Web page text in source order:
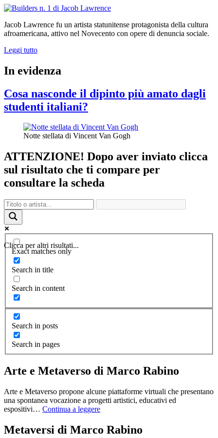
Jacob Lawrence fu un artista statunitense protagonista della cultura
afroamericana, attivo nel Novecento con opere di denuncia sociale.
Leggi tutto“Jacob
la
vita
le
opere”
In evidenza
Cosa nasconde il dipinto più amato dagli
studenti italiani?
Notte stellata di Vincent Van Gogh
ATTENZIONE! Dopo aver inviato clicca
sul risultato che ti compare per
consultare la scheda
Clicca per altri risultati...
Exact matches only
Search in title
Search in content
Search in posts
Search in pages
Arte e Metaverso di Marco Rabino
Arte e Metaverso propone alcune piattaforme virtuali che presentano
una spontanea vocazione a progetti artistici, educativi ed
espositivi… Continua a leggere
Metaversi di Marco Rabino